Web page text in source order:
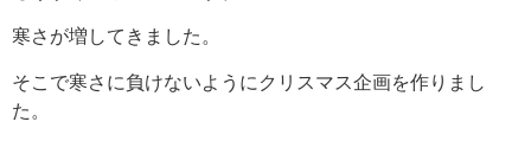
寒さが増してきました。
そこで寒さに負けないようにクリスマス企画を作りまし
た。